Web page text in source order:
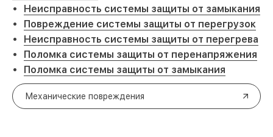
Неисправность системы защиты от замыкания
Повреждение системы защиты от перегрузок
Неисправность системы защиты от перегрева
Поломка системы защиты от перенапряжения
Поломка системы защиты от замыкания
Механические повреждения